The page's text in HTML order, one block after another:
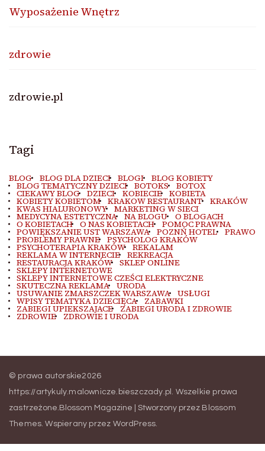
Wyposażenie Wnętrz
zdrowie
zdrowie.pl
Tagi
BLOG BLOG DLA DZIECI BLOGI BLOG KOBIETY
BLOG TEMATYCZNY DZIECI BOTOKS BOTOX
CIEKAWY BLOG DZIECI KOBIECIE KOBIETA
KOBIETY KOBIETOM KRAKOW RESTAURANT KRAKÓW
KWAS HIALURONOWY MARKETING W SIECI
MEDYCYNA ESTETYCZNA NA BLOGU O BLOGACH
O KOBIETACH O NAS KOBIETACH POMOC PRAWNA
POWIĘKSZANIE UST WARSZAWA POZNŃ HOTEL PRAWO
PROBLEMY PRAWNE PSYCHOLOG KRAKÓW
PSYCHOTERAPIA KRAKÓW REKALAM
REKLAMA W INTERNECIE REKREACJA
RESTAURACJA KRAKÓW SKLEP ONLINE
SKLEPY INTERNETOWE
SKLEPY INTERNETOWE CZEŚCI ELEKTRYCZNE
SKUTECZNA REKLAMA URODA
USUWANIE ZMARSZCZEK WARSZAWA USŁUGI
WPISY TEMATYKA DZIECIĘCA ZABAWKI
ZABIEGI UPIEKSZAJACE ZABIEGI URODA I ZDROWIE
ZDROWIE ZDROWIE I URODA
© prawa autorskie2026
https://artykuly.malownicze.bieszczady.pl . Wszelkie prawa
zastrzeżone.Blossom Magazine | Stworzony przez Blossom
Themes. Wspierany przez WordPress.